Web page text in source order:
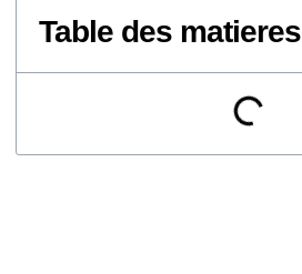
Table des matieres